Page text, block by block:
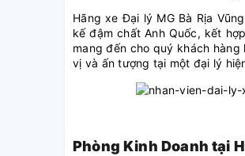
Hãng xe Đại lý MG Bà Rịa
kế đậm chất Anh Quốc, kết
mang đến cho quý khách
vị và ấn tượng tại một đại lý
Phòng Kinh Doanh tại